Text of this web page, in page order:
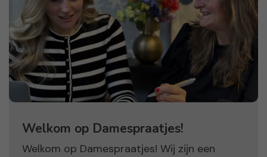
Welkom op Damespraatjes!
Welkom op Damespraatjes! Wij zijn een